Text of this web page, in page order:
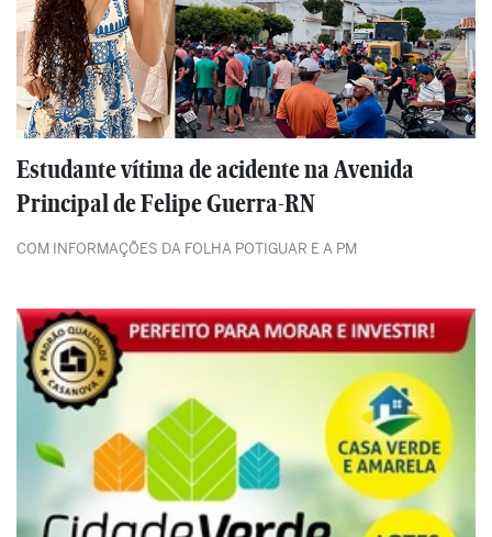
Estudante vítima de acidente na Avenida
Principal de Felipe Guerra-RN
COM INFORMAÇÕES DA FOLHA POTIGUAR E A PM